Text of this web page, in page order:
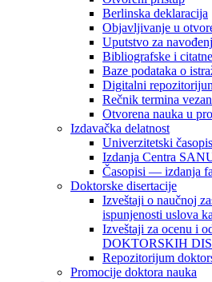
Berlinska deklaracija
Objavljivanje u
Uputstvo za
Bibliografske i
Baze podataka o
Digitalni
Rečnik termina
Otvorena nauka u
Izdavačka delatnost
Univerzitetski
Izdanja Centra
Časopisi — izdanja
Doktorske disertacije
Izveštaji o naučnoj
ispunjenosti uslova
Izveštaji za ocenu i
DOKTORSKIH
Repozitorijum
Promocije doktora nauka